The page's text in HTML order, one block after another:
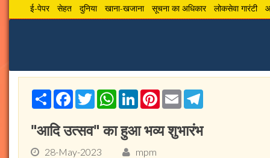
ई-पेपर सेहत दुनिया खाना-खजाना सूचना का अधिकार लोकसेवा गारंटी
ShareFacebook
TwitterWhatsApp
LinkedInPinterest
Email
"आदि उत्सव" का हुआ भव्य शुभारंभ
28-May-2023 mpm